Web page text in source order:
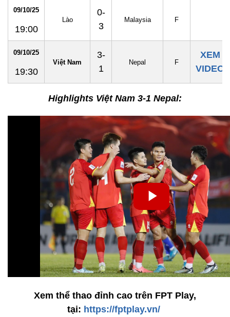
09/10/25
19:00
Lào
0-
3
Malaysia F
09/10/25
19:30
Việt Nam
3-
1
Nepal F
XEM
VIDEO
Highlights Việt Nam 3-1 Nepal:
Xem thể thao đỉnh cao trên FPT Play,
tại: https://fptplay.vn/